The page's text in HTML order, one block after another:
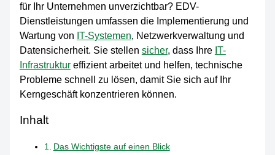
für Ihr Unternehmen unverzichtbar? EDV-
Dienstleistungen umfassen die Implementierung und
Wartung von IT-Systemen, Netzwerkverwaltung und
Datensicherheit. Sie stellen sicher, dass Ihre IT-
Infrastruktureffizient arbeitet und helfen, technische
Probleme schnell zu lösen, damit Sie sich auf Ihr
Kerngeschäft konzentrieren können.
Inhalt
Das Wichtigste auf einen Blick